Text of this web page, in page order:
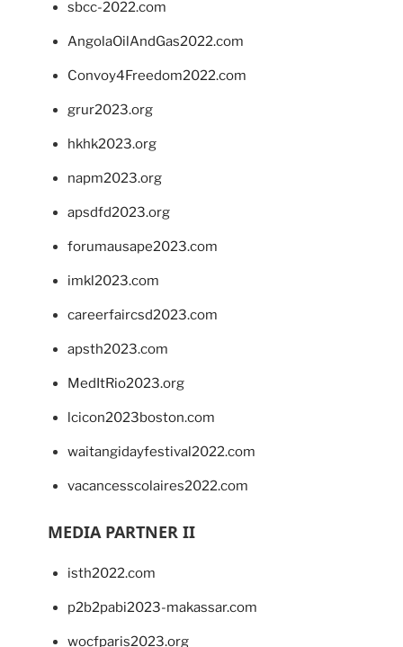
sbcc-2022.com
AngolaOilAndGas2022.com
Convoy4Freedom2022.com
grur2023.org
hkhk2023.org
napm2023.org
apsdfd2023.org
forumausape2023.com
imkl2023.com
careerfaircsd2023.com
apsth2023.com
MedItRio2023.org
lcicon2023boston.com
waitangidayfestival2022.com
vacancesscolaires2022.com
MEDIA PARTNER II
isth2022.com
p2b2pabi2023-makassar.com
wocfparis2023.org